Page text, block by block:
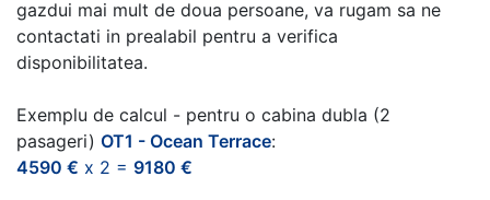
gazdui mai mult de doua persoane, va rugam sa ne
contactati in prealabil pentru a verifica
disponibilitatea.
Exemplu de calcul - pentru o cabina dubla (2
pasageri) OT1 - Ocean Terrace:
4590 € x 2 = 9180 €